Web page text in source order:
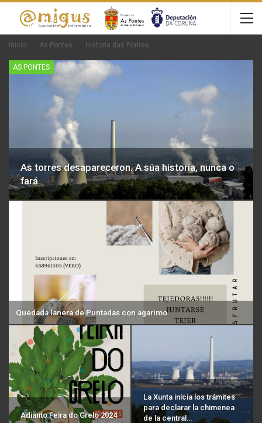
Inicio As Pontes Historia das Pontes
AS PONTES
As torres desapareceron. A súa historia, nunca o
fará
Quedada lanera de Puntadas con agarimo
Adianto Feira do Grelo 2024
La Xunta inicia los trámites
para declarar la chimenea
de la central…